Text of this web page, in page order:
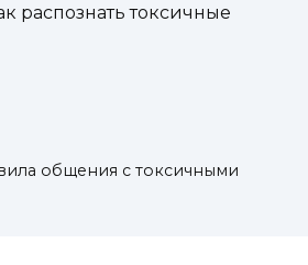
распознать токсичные
общения с токсичными